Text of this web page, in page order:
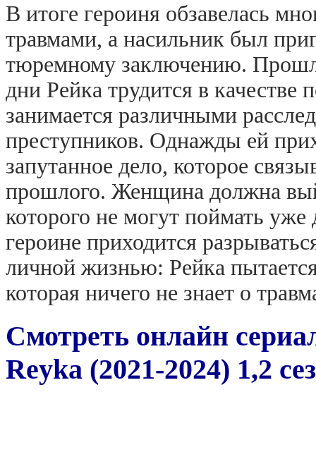
В итоге героиня обзавелась
травмами, а насильник был
тюремному заключению.
дни Рейка трудится в
занимается различными
преступников. Однажды ей
запутанное дело, которое
прошлого. Женщина должна
которого не могут поймать
героине приходится
личной жизнью: Рейка
которая ничего не знает о
Смотреть онлайн
Reyka (2021-2024) 1,2